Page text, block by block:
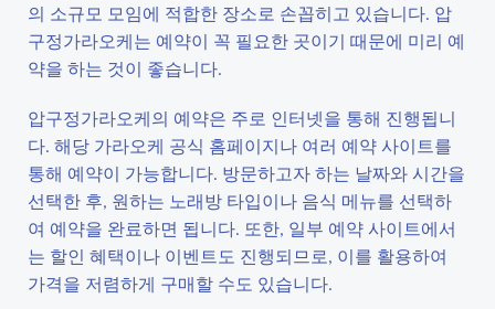
의 소규모 모임에 적합한 장소로 손꼽히고 있습니다. 압
구정가라오케는 예약이 꼭 필요한 곳이기 때문에 미리 예
약을 하는 것이 좋습니다.
압구정가라오케의 예약은 주로 인터넷을 통해 진행됩니
다. 해당 가라오케 공식 홈페이지나 여러 예약 사이트를
통해 예약이 가능합니다. 방문하고자 하는 날짜와 시간을
선택한 후, 원하는 노래방 타입이나 음식 메뉴를 선택하
여 예약을 완료하면 됩니다. 또한, 일부 예약 사이트에서
는 할인 혜택이나 이벤트도 진행되므로, 이를 활용하여
가격을 저렴하게 구매할 수도 있습니다.